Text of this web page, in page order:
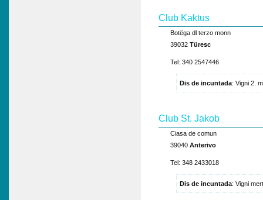
Club Kaktus
Botëga dl terzo monn
39032 Türesc
Tel: 340 2547446
Dis de incuntada: Vigni 2.
Club St. Jakob
Ciasa de comun
39040 Anterivo
Tel: 348 2433018
Dis de incuntada: Vigni